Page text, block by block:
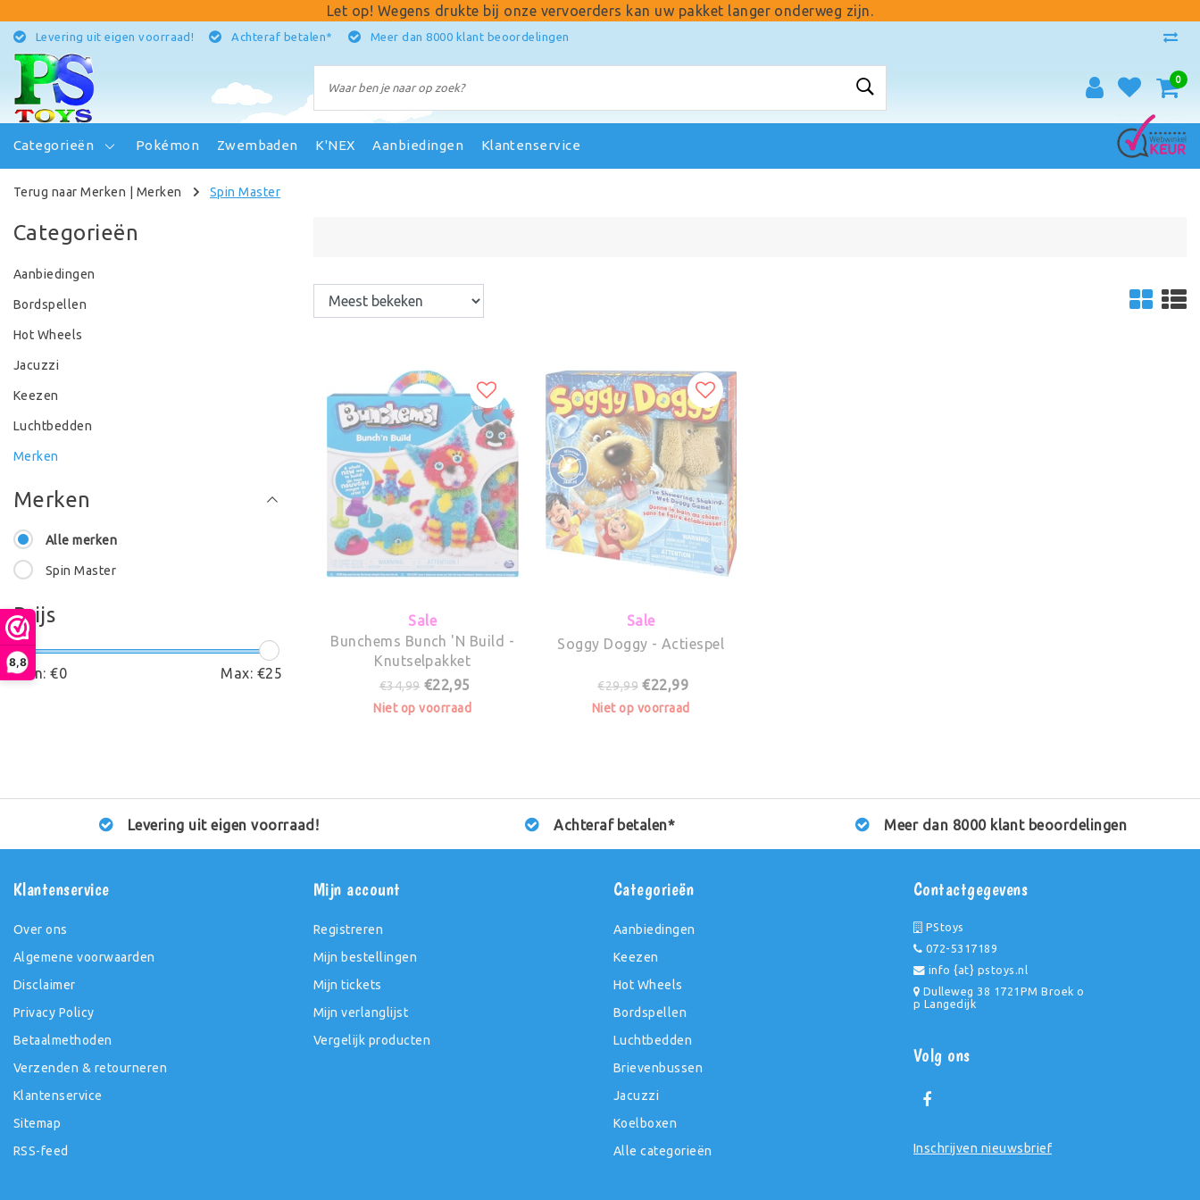
8,8
Let op! Wegens drukte bij onze vervoerders kan uw pakket langer onderweg zijn.
Levering uit eigen voorraad! Achteraf betalen* Meer dan 8000 klant beoordelingen
0
Categorieën Pokémon Zwembaden K'NEX Aanbiedingen Klantenservice
Terug naar Merken Merken Spin Master
Categorieën
Aanbiedingen
Bordspellen
Hot Wheels
Jacuzzi
Keezen
Luchtbedden
Merken
Merken
Alle merken
Spin Master
Prijs
Min: €0 Max: €25
Sale
Bunchems Bunch 'N Build -
Knutselpakket
€34,99 €22,95
Niet op voorraad
Sale
Soggy Doggy - Actiespel
€29,99 €22,99
Niet op voorraad
Levering uit eigen voorraad! Achteraf betalen* Meer dan 8000 klant beoordelingen
Klantenservice
Over ons
Algemene voorwaarden
Disclaimer
Privacy Policy
Betaalmethoden
Verzenden & retourneren
Klantenservice
Sitemap
RSS-feed
Mijn account
Registreren
Mijn bestellingen
Mijn tickets
Mijn verlanglijst
Vergelijk producten
Categorieën
Aanbiedingen
Keezen
Hot Wheels
Bordspellen
Luchtbedden
Brievenbussen
Jacuzzi
Koelboxen
Alle categorieën
Contactgegevens
PStoys
072-5317189
info {at} pstoys.nl
Dulleweg 38 1721PM Broek o
p Langedijk
Volg ons
Inschrijven nieuwsbrief